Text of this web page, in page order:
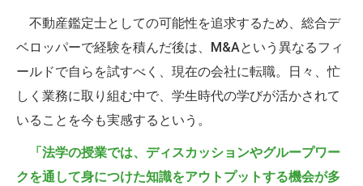
不動産鑑定士としての可能性を追求するため、総合デ
ベロッパーで経験を積んだ後は、M&Aという異なるフィ
ールドで自らを試すべく、現在の会社に転職。日々、忙
しく業務に取り組む中で、学生時代の学びが活かされて
いることを今も実感するという。
「法学の授業では、ディスカッションやグループワー
クを通して身につけた知識をアウトプットする機会が多